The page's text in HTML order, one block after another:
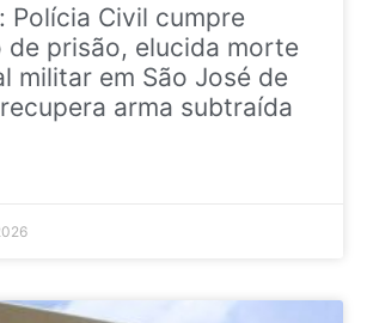
Polícia Civil cumpre
de prisão, elucida morte
militar em São José de
arma subtraída